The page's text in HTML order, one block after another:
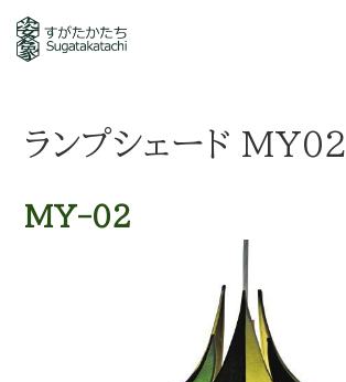
ランプシェード MY02
MY-02